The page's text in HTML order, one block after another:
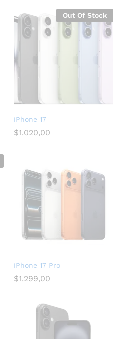
Out Of Stock
iPhone 17
$1.020,00
iPhone 17 Pro
$1.299,00